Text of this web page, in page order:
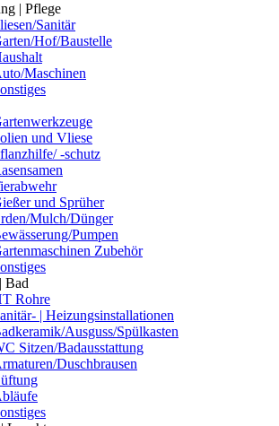
| Pflege
Sanitär
Hof/Baustelle
Maschinen
und Vliese
-schutz
und Sprüher
Mulch/Dünger
Pumpen
Zubehör
Bad
Rohre
| Heizungsinstallationen
Ausguss/Spülkasten
Sitzen/Badausstattung
Duschbrausen